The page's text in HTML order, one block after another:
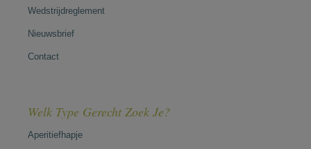
Wedstrijdreglement
Nieuwsbrief
Contact
Welk Type Gerecht Zoek Je?
Aperitiefhapje